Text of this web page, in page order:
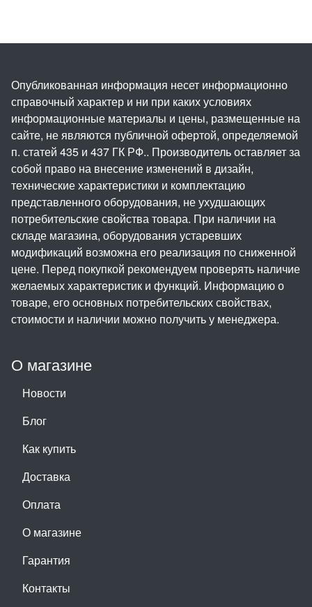
О магазине
Новости
Блог
Как купить
Доставка
Оплата
О магазине
Гарантия
Контакты
Опубликованная информация несет информационно
справочный характер и ни при каких условиях
информационные материалы и цены, размещенные на
сайте, не являются публичной офертой, определяемой
п. статей 435 и 437 ГК РФ.. Производитель оставляет за
собой право на внесение изменений в дизайн,
технические характеристики и комплектацию
представленного оборудования, не ухудшающих
потребительские свойства товара. При наличии на
складе магазина, оборудования устаревших
модификаций возможна его реализация по сниженной
цене. Перед покупкой рекомендуем проверять наличие
желаемых характеристик и функций. Информацию о
товаре, его основных потребительских свойствах,
стоимости и наличии можно получить у менеджера.